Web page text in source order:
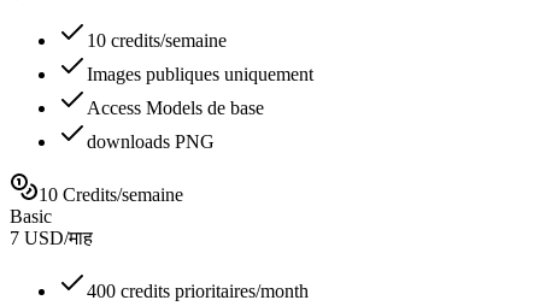
10 credits/semaine
Images publiques uniquement
Access Models de base
downloads PNG
10 Credits/semaine
Basic
7 USD/माह
400 credits prioritaires/month